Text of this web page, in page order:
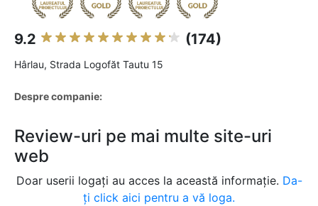
9.2 (174)
Hârlau, Strada Logofăt Tautu 15
Despre companie:
Review-uri pe mai multe site-uri
web
Doar userii logați au acces la această informație. Da-
ți click aici pentru a vă loga.